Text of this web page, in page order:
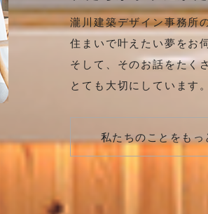
瀧川建築デザイン事務所
住まいで叶えたい夢をお
そして、そのお話をたく
とても大切にしています
私たちのことをもっ